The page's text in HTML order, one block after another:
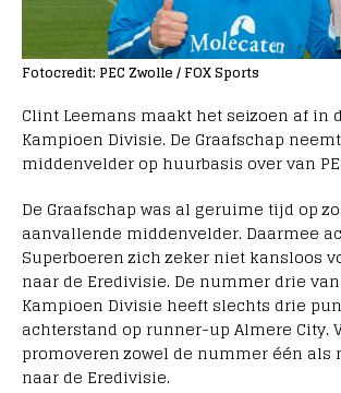
Fotocredit: PEC Zwolle / FOX Sports
Clint Leemans maakt het seizoen af in
Kampioen Divisie. De Graafschap
middenvelder op huurbasis over van
De Graafschap was al geruime tijd op
aanvallende middenvelder. Daarmee
Superboeren zich zeker niet kansloos
naar de Eredivisie. De nummer drie
Kampioen Divisie heeft slechts drie
achterstand op runner-up Almere City.
promoveren zowel de nummer één als
naar de Eredivisie.